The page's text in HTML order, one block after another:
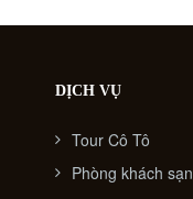
DỊCH VỤ
Tour Cô Tô
Phòng khách sạn